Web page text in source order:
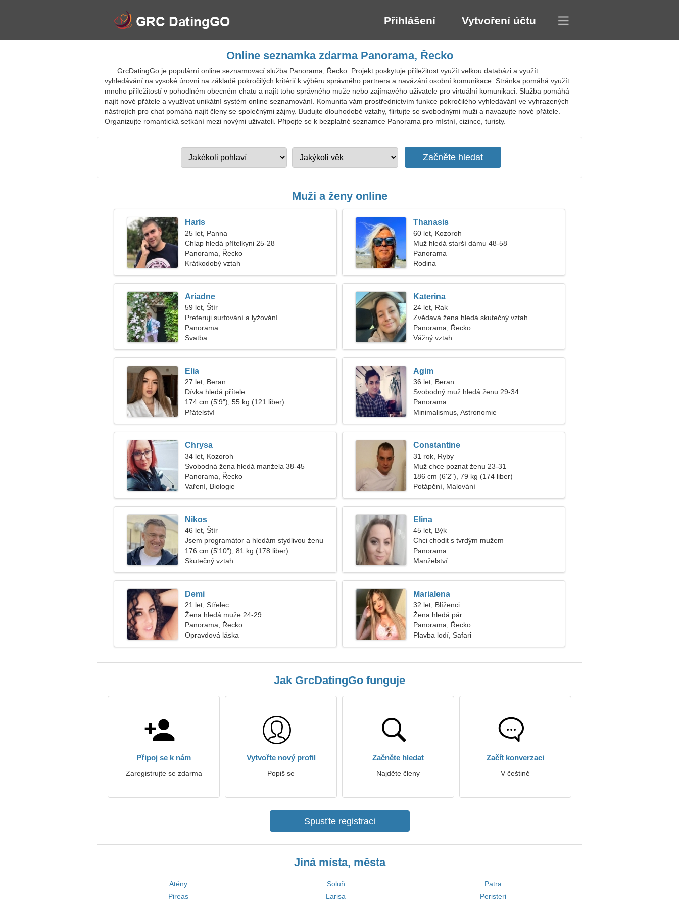
Přihlášení Vytvoření účtu
Online seznamka zdarma Panorama, Řecko
GrcDatingGo je populární online seznamovací služba Panorama, Řecko. Projekt poskytuje příležitost využít velkou databázi a využít
vyhledávání na vysoké úrovni na základě pokročilých kritérií k výběru správného partnera a navázání osobní komunikace. Stránka pomáhá využít
mnoho příležitostí v pohodlném obecném chatu a najít toho správného muže nebo zajímavého uživatele pro virtuální komunikaci. Služba pomáhá
najít nové přátele a využívat unikátní systém online seznamování. Komunita vám prostřednictvím funkce pokročilého vyhledávání ve vyhrazených
nástrojích pro chat pomáhá najít členy se společnými zájmy. Budujte dlouhodobé vztahy, flirtujte se svobodnými muži a navazujte nové přátele.
Organizujte romantická setkání mezi novými uživateli. Připojte se k bezplatné seznamce Panorama pro místní, cizince, turisty.
Muži a ženy online
Haris
25 let, Panna
Chlap hledá přítelkyni 25-28
Panorama, Řecko
Krátkodobý vztah
Thanasis
60 let, Kozoroh
Muž hledá starší dámu 48-58
Panorama
Rodina
Ariadne
59 let, Štír
Preferuji surfování a lyžování
Panorama
Svatba
Katerina
24 let, Rak
Zvědavá žena hledá skutečný vztah
Panorama, Řecko
Vážný vztah
Elia
27 let, Beran
Dívka hledá přítele
174 cm (5'9"), 55 kg (121 liber)
Přátelství
Agim
36 let, Beran
Svobodný muž hledá ženu 29-34
Panorama
Minimalismus, Astronomie
Chrysa
34 let, Kozoroh
Svobodná žena hledá manžela 38-45
Panorama, Řecko
Vaření, Biologie
Constantine
31 rok, Ryby
Muž chce poznat ženu 23-31
186 cm (6'2"), 79 kg (174 liber)
Potápění, Malování
Nikos
46 let, Štír
Jsem programátor a hledám stydlivou ženu
176 cm (5'10"), 81 kg (178 liber)
Skutečný vztah
Elina
45 let, Býk
Chci chodit s tvrdým mužem
Panorama
Manželství
Demi
21 let, Střelec
Žena hledá muže 24-29
Panorama, Řecko
Opravdová láska
Marialena
32 let, Blíženci
Žena hledá pár
Panorama, Řecko
Plavba lodí, Safari
Jak GrcDatingGo funguje
Připoj se k nám
Zaregistrujte se zdarma
Vytvořte nový profil
Popiš se
Začněte hledat
Najděte členy
Začít konverzaci
V češtině
Spusťte registraci
Jiná místa, města
Atény Soluň
Patra
Pireas
Larisa
Peristeri